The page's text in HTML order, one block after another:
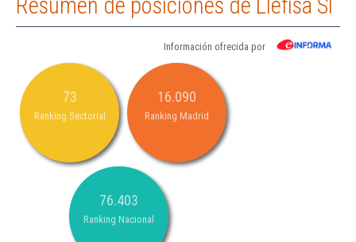
Resumen de posiciones de Llefisa Sl
Información ofrecida por
73
Ranking Sectorial
16.090
Ranking Madrid
76.403
Ranking Nacional